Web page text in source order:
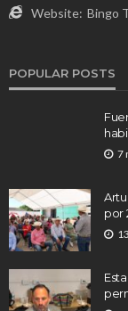
Website: Bingo
POPULAR POSTS
7
por